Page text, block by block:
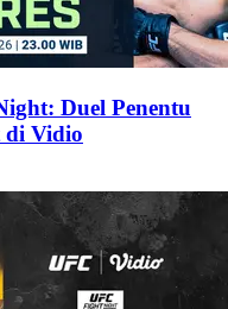
Duel Penentu
di Vidio